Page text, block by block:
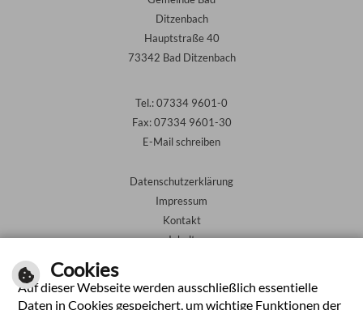
Ditzenbach
Hauptstraße 40
73342 Bad Ditzenbach
Tel.: 07334 9601-0
Fax: 07334 9601-30
E-Mail schreiben
Datenschutzerklärung
Impressum
Kontakt
Inhalt
Leichte Sprache
Cookies
Auf dieser Webseite werden ausschließlich essentielle
Daten in Cookies gespeichert, um wichtige Funktionen der